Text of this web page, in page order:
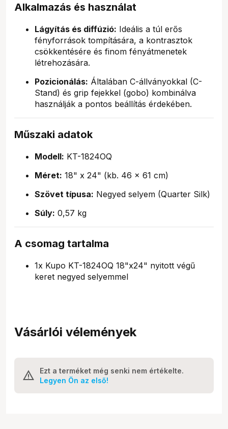
Alkalmazás és használat
Lágyítás és diffúzió: Ideális a túl erős
fényforrások tompítására, a kontrasztok
csökkentésére és finom fényátmenetek
létrehozására.
Pozicionálás: Általában C-állványokkal (C-
Stand) és grip fejekkel (gobo) kombinálva
használják a pontos beállítás érdekében.
Műszaki adatok
Modell: KT-1824OQ
Méret: 18" x 24" (kb. 46 x 61 cm)
Szövet típusa: Negyed selyem (Quarter Silk)
Súly: 0,57 kg
A csomag tartalma
1x Kupo KT-1824OQ 18"x24" nyitott végű
keret negyed selyemmel
Vásárlói vélemények
Ezt a terméket még senki nem értékelte.
Legyen Ön az első!